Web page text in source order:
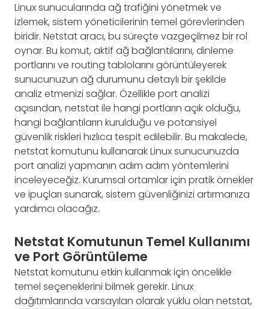
Linux sunucularında ağ trafiğini yönetmek ve
izlemek, sistem yöneticilerinin temel görevlerinden
biridir. Netstat aracı, bu süreçte vazgeçilmez bir rol
oynar. Bu komut, aktif ağ bağlantılarını, dinleme
portlarını ve routing tablolarını görüntüleyerek
sunucunuzun ağ durumunu detaylı bir şekilde
analiz etmenizi sağlar. Özellikle port analizi
açısından, netstat ile hangi portların açık olduğu,
hangi bağlantıların kurulduğu ve potansiyel
güvenlik riskleri hızlıca tespit edilebilir. Bu makalede,
netstat komutunu kullanarak Linux sunucunuzda
port analizi yapmanın adım adım yöntemlerini
inceleyeceğiz. Kurumsal ortamlar için pratik örnekler
ve ipuçları sunarak, sistem güvenliğinizi artırmanıza
yardımcı olacağız.
Netstat Komutunun Temel Kullanımı
ve Port Görüntüleme
Netstat komutunu etkin kullanmak için öncelikle
temel seçeneklerini bilmek gerekir. Linux
dağıtımlarında varsayılan olarak yüklü olan netstat,